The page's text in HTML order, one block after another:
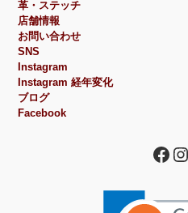
革・ステッチ
店舗情報
お問い合わせ
SNS
Instagram
Instagram 経年変化
ブログ
Facebook